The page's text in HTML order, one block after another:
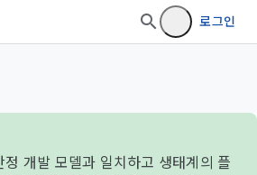
로그인
개발 모델과 일치하고 생태계의 플